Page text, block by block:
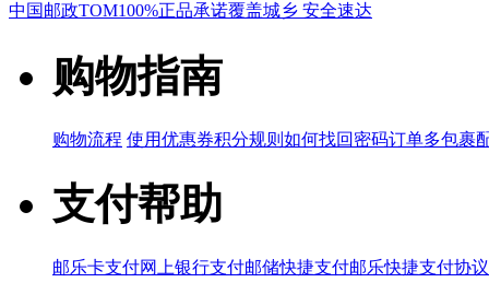
中国邮政TOM100%正品承诺覆盖城乡 安全速达
购物指南
购物流程 使用优惠券积分规则 如何找回密码订单多包裹
支付帮助
邮乐卡支付网上银行支付邮储快捷支付邮乐快捷支付协议